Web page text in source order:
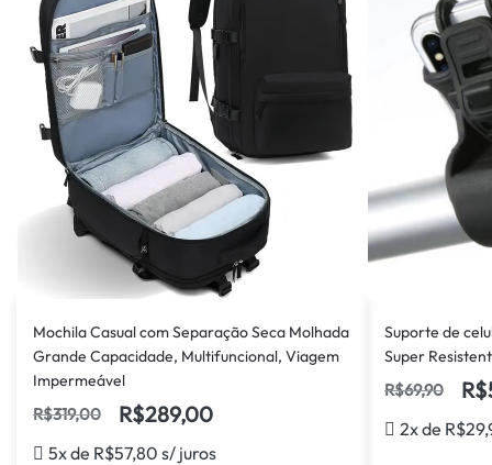
Mochila Casual com Separação Seca Molhada
Grande Capacidade, Multifuncional, Viagem
Impermeável
R$319,00 R$289,00
5x de R$57,80 s/ juros
Suporte de
Super
R$69,90 R$
2x de R$